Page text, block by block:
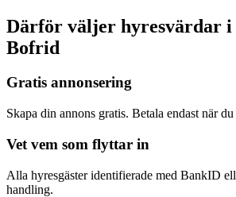
Därför väljer hyresvärdar i
Bofrid
Gratis annonsering
Skapa din annons gratis. Betala endast när
Vet vem som flyttar in
Alla hyresgäster identifierade med BankID
handling.